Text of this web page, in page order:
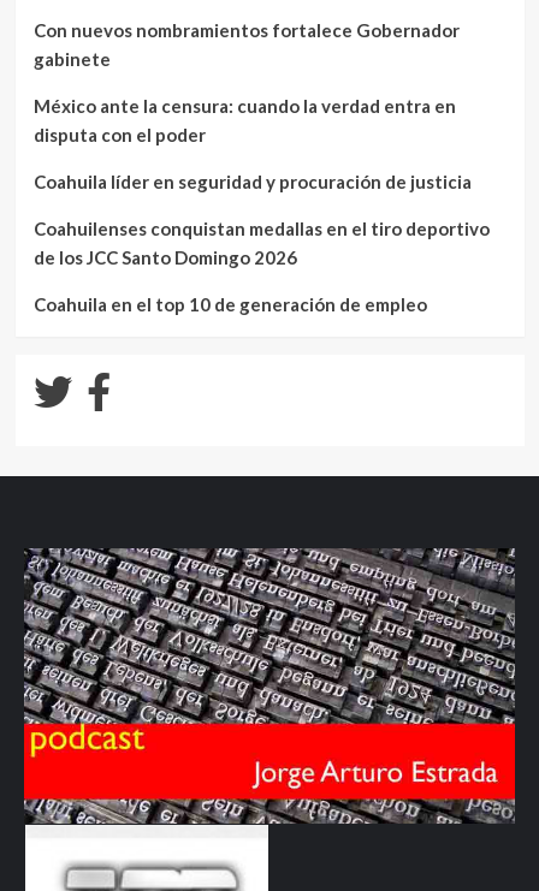
Con nuevos nombramientos fortalece Gobernador
gabinete
México ante la censura: cuando la verdad entra en
disputa con el poder
Coahuila líder en seguridad y procuración de justicia
Coahuilenses conquistan medallas en el tiro deportivo
de los JCC Santo Domingo 2026
Coahuila en el top 10 de generación de empleo